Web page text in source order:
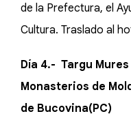
de la Prefectura, el
Cultura. Traslado al
Día 4.- Targu
Monasterios de
de Bucovina(PC)